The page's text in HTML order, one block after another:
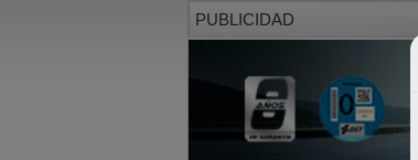
PUBLICIDAD